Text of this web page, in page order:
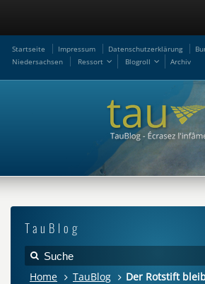
Startseite Impressum Datenschutzerklärung
Niedersachsen
Ressort Blogroll Archiv
TauBlog
Home TauBlog Der Rotstift